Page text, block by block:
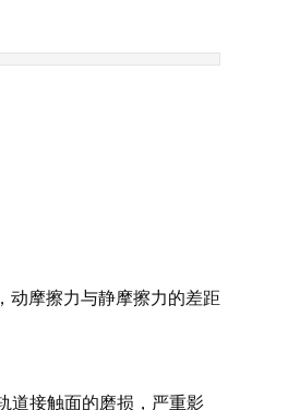
动摩擦力与静摩擦力的差距
道接触面的磨损，严重影